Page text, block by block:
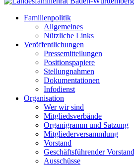
Familienpolitik
Allgemeines
Nützliche Links
Veröffentlichungen
Pressemitteilungen
Positionspapiere
Stellungnahmen
Dokumentationen
Infodienst
Organisation
Wer wir sind
Mitgliedsverbände
Organigramm und Satzung
Mitgliederversammlung
Vorstand
Geschäftsführender
Ausschüsse